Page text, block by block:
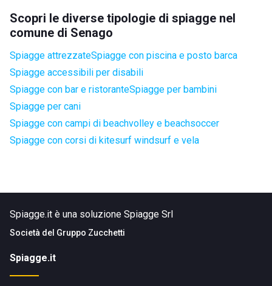
Scopri le diverse tipologie di spiagge nel
comune di Senago
Spiagge attrezzateSpiagge con piscina e posto barca
Spiagge accessibili per disabili
Spiagge con bar e ristoranteSpiagge per bambini
Spiagge per cani
Spiagge con campi di beachvolley e beachsoccer
Spiagge con corsi di kitesurf windsurf e vela
Spiagge.it è una soluzione Spiagge Srl
Società del Gruppo Zucchetti
Spiagge.it